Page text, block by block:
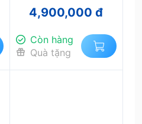
4,900,000 đ
Còn hàng
Quà tặng